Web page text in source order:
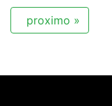
proximo »